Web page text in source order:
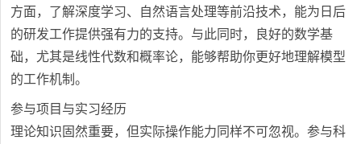
方面，了解深度学习、自然语言处理等前沿技术，能为日后
的研发工作提供强有力的支持。与此同时，良好的数学基
础，尤其是线性代数和概率论，能够帮助你更好地理解模型
的工作机制。
参与项目与实习经历
理论知识固然重要，但实际操作能力同样不可忽视。参与科